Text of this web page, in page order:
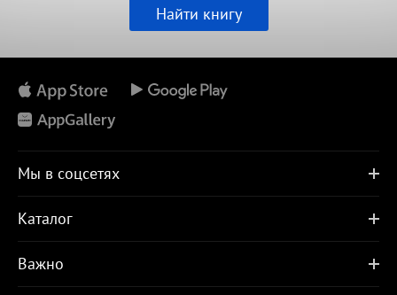
Найти книгу
Мы в соцсетях
Каталог
Важно